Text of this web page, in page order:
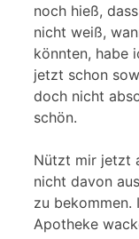
noch hieß,
nicht weiß,
könnten, habe
jetzt schon
doch nicht
schön.
Nützt mir jetzt
nicht davon
zu bekommen.
Apotheke